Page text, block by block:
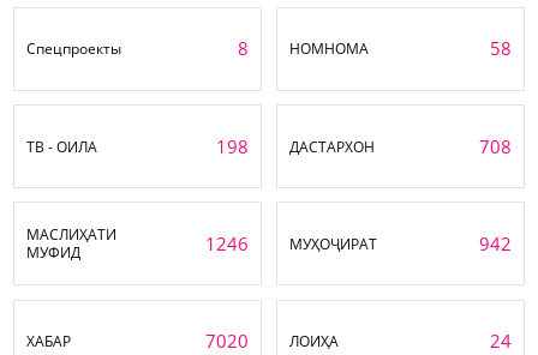
Спецпроекты 8 НОМНОМА 58
ТВ - ОИЛА 198 ДАСТАРХОН 708
МАСЛИҲАТИ
МУФИД
1246 МУҲОҶИРАТ 942
ХАБАР 7020 ЛОИҲА 24